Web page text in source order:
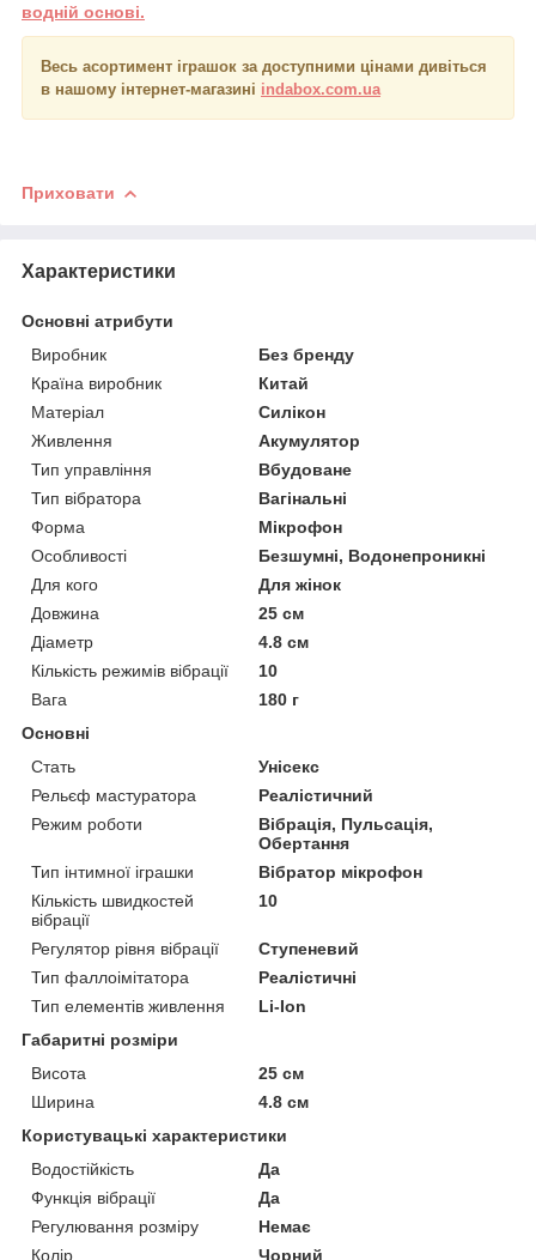
водній основі.
Весь асортимент іграшок за доступними цінами дивіться
в нашому інтернет-магазині indabox.com.ua
Приховати
Характеристики
Основні атрибути
Виробник
Без бренду
Країна виробник
Китай
Матеріал
Силікон
Живлення
Акумулятор
Тип управління
Вбудоване
Тип вібратора
Вагінальні
Форма
Мікрофон
Особливості
Безшумні, Водонепроникні
Для кого
Для жінок
Довжина
25 см
Діаметр
4.8 см
Кількість режимів вібрації
10
Вага
180 г
Основні
Стать
Унісекс
Рельєф мастуратора
Реалістичний
Режим роботи
Вібрація, Пульсація,
Обертання
Тип інтимної іграшки
Вібратор мікрофон
Кількість швидкостей
вібрації
10
Регулятор рівня вібрації
Ступеневий
Тип фаллоімітатора
Реалістичні
Тип елементів живлення
Li-Ion
Габаритні розміри
Висота
25 см
Ширина
4.8 см
Користувацькі характеристики
Водостійкість
Да
Функція вібрації
Да
Регулювання розміру
Немає
Колір
Чорний